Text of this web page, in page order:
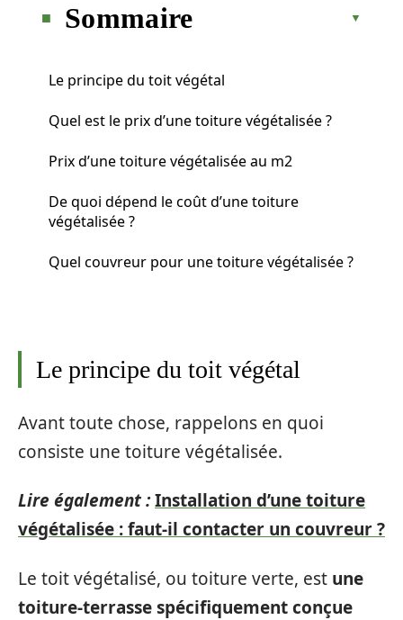
Sommaire
Le principe du toit végétal
Quel est le prix d’une toiture végétalisée ?
Prix d’une toiture végétalisée au m2
De quoi dépend le coût d’une toiture
végétalisée ?
Quel couvreur pour une toiture végétalisée ?
Le principe du toit végétal
Avant toute chose, rappelons en quoi
consiste une toiture végétalisée.
Lire également :Installation d’une toiture
végétalisée : faut-il contacter un couvreur ?
Le toit végétalisé, ou toiture verte, est une
toiture-terrasse spécifiquement conçue